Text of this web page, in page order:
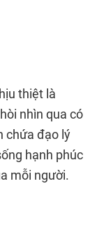
thiệt là
nhìn qua có
chứa đạo lý
hạnh phúc
mỗi người.